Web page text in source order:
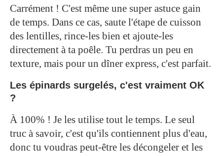
Carrément ! C'est même une super astuce gain
de temps. Dans ce cas, saute l'étape de cuisson
des lentilles, rince-les bien et ajoute-les
directement à ta poêle. Tu perdras un peu en
texture, mais pour un dîner express, c'est parfait.
Les épinards surgelés, c'est vraiment OK
?
À 100% ! Je les utilise tout le temps. Le seul
truc à savoir, c'est qu'ils contiennent plus d'eau,
donc tu voudras peut-être les décongeler et les